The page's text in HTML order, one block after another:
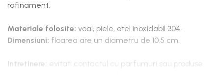
rafinament.
Materiale folosite: voal, piele, otel inoxidabil 304.
Dimensiuni: floarea are un diametru de 10.5 cm.
Intretinere: evitati contactul cu parfumuri sau produse